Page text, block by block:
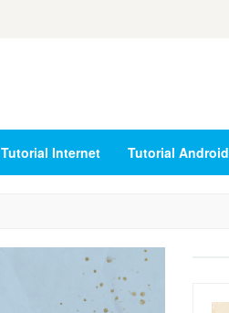
Tutorial Internet Tutorial Android